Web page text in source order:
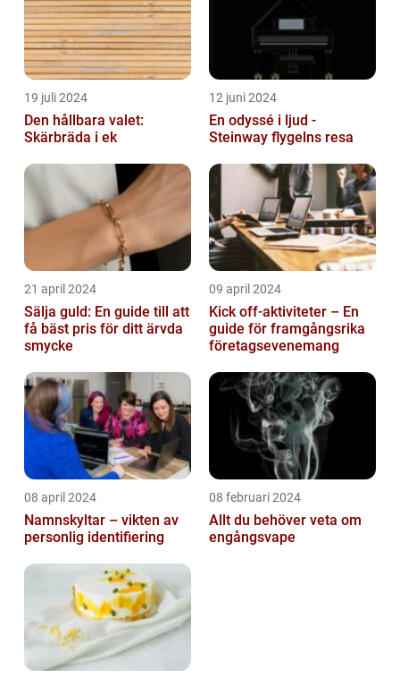
19 juli 2024
Den hållbara valet:
Skärbräda i ek
12 juni 2024
En odyssé i ljud -
Steinway flygelns resa
21 april 2024
Sälja guld: En guide till att
få bäst pris för ditt ärvda
smycke
09 april 2024
Kick off-aktiviteter – En
guide för framgångsrika
företagsevenemang
08 april 2024
Namnskyltar – vikten av
personlig identifiering
08 februari 2024
Allt du behöver veta om
engångsvape